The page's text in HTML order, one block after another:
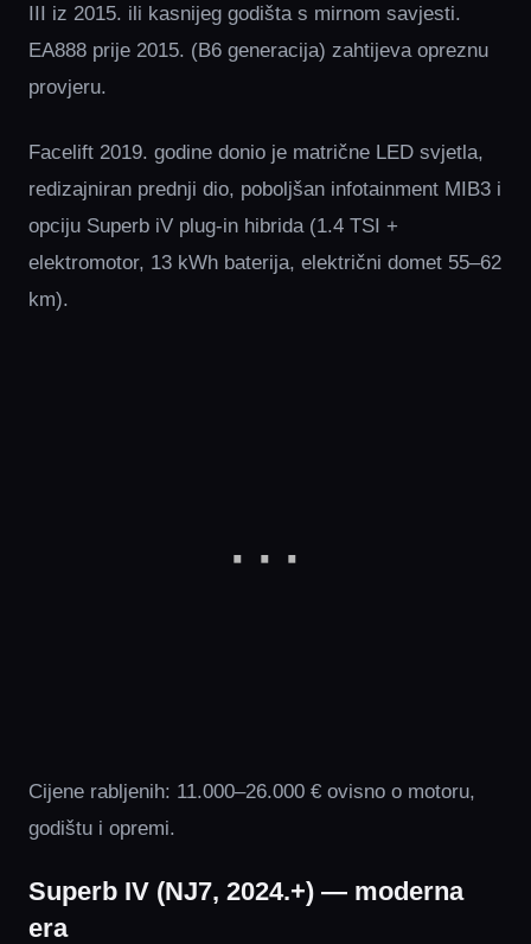
III iz 2015. ili kasnijeg godišta s mirnom savjesti.
EA888 prije 2015. (B6 generacija) zahtijeva opreznu
provjeru.
Facelift 2019. godine donio je matrične LED svjetla,
redizajniran prednji dio, poboljšan infotainment MIB3 i
opciju Superb iV plug-in hibrida (1.4 TSI +
elektromotor, 13 kWh baterija, električni domet 55–62
km).
Cijene rabljenih: 11.000–26.000 € ovisno o motoru,
godištu i opremi.
Superb IV (NJ7, 2024.+) — moderna
era